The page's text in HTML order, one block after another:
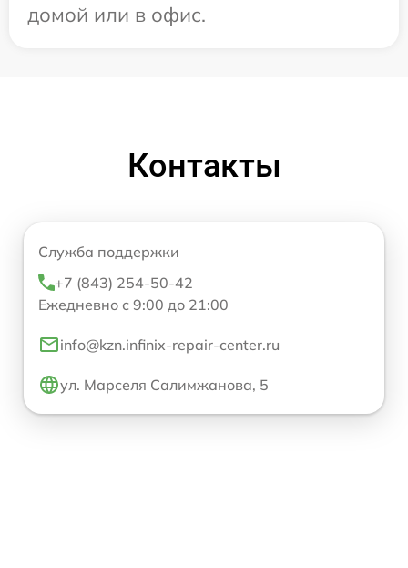
домой или в офис.
Контакты
Служба поддержки
+7 (843) 254-50-42
Ежедневно с 9:00 до 21:00
info@kzn.infinix-repair-center.ru
ул. Марселя Салимжанова, 5